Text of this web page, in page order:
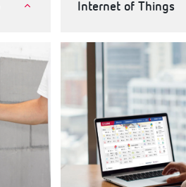
Internet of Things
Internet of Things (IoT)